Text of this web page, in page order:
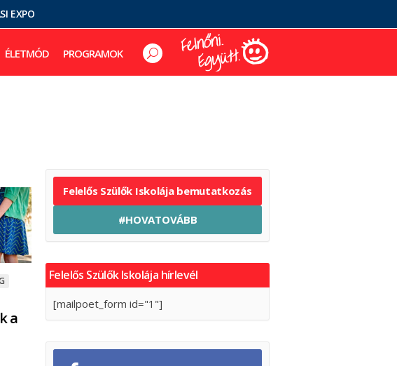
EXPO
ÉLETMÓD PROGRAMOK
a
Felelős Szülők Iskolája bemutatkozás
#HOVATOVÁBB
Felelős Szülők Iskolája hírlevél
[mailpoet_form id="1"]